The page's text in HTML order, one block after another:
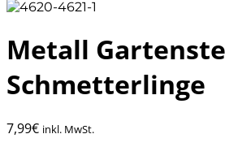
Metall
Schmetterlinge
7,99€ inkl. MwSt.